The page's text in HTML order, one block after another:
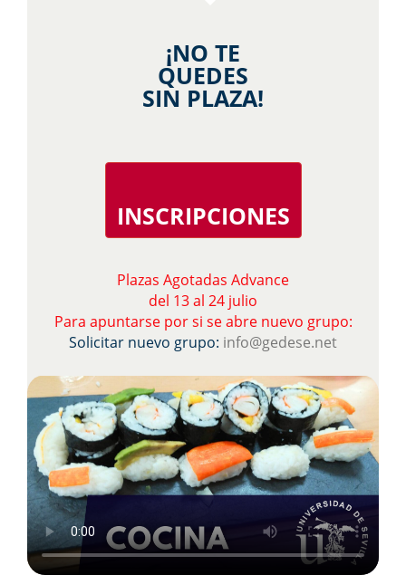
¡NO TE
QUEDES
SIN PLAZA!
INSCRIPCIONES
Plazas Agotadas Advance
del 13 al 24 julio
Para apuntarse por si se abre nuevo grupo:
Solicitar nuevo grupo: info@gedese.net